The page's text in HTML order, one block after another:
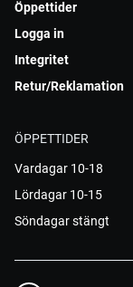
Öppettider
Logga in
Integritet
Retur/Reklamation
ÖPPETTIDER
Vardagar 10-18
Lördagar 10-15
Söndagar stängt